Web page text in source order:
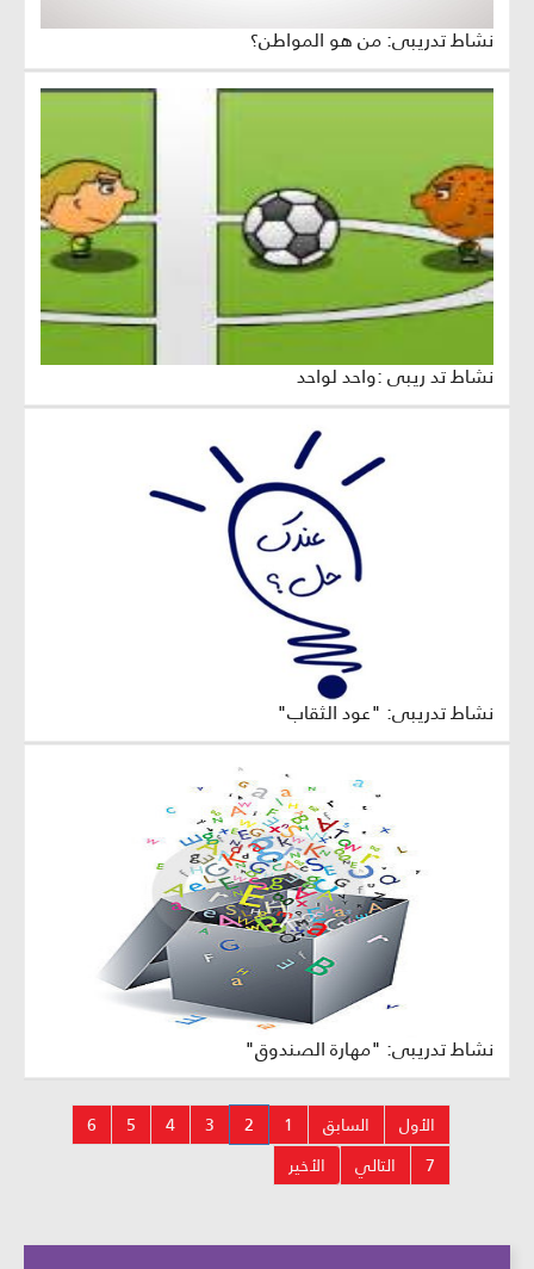
نشاط تدريبي: من هو المواطن؟
نشاط تد ريبي :واحد لواحد
نشاط تدريبي: "عود الثقاب"
نشاط تدريبي: "مهارة الصندوق"
الأول السابق 1
2
3
4
5
6
7
التالي الأخير